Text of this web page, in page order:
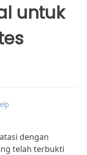
untuk
dengan
telah terbukti